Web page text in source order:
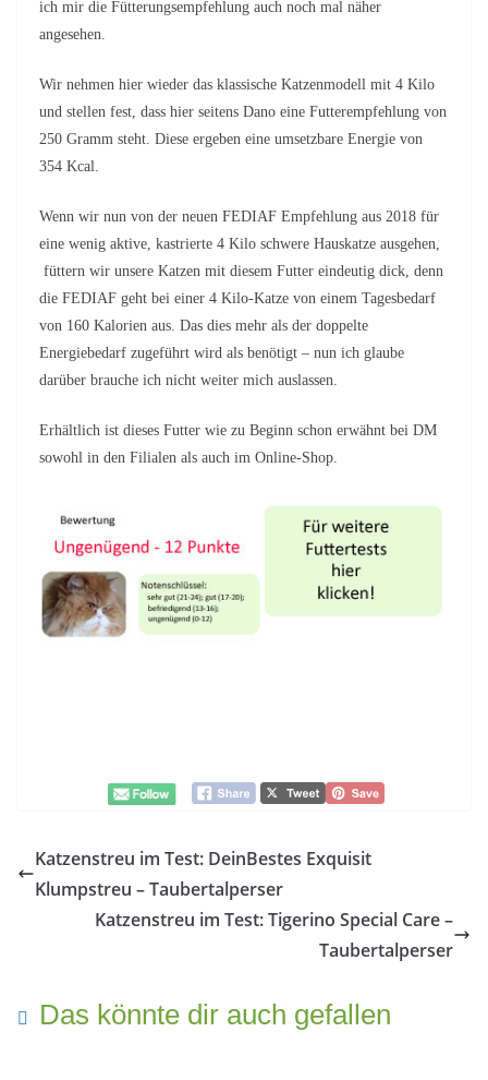
ich mir die Fütterungsempfehlung auch noch mal näher
angesehen.
Wir nehmen hier wieder das klassische Katzenmodell mit 4 Kilo
und stellen fest, dass hier seitens Dano eine Futterempfehlung von
250 Gramm steht. Diese ergeben eine umsetzbare Energie von
354 Kcal.
Wenn wir nun von der neuen FEDIAF Empfehlung aus 2018 für
eine wenig aktive, kastrierte 4 Kilo schwere Hauskatze ausgehen,
füttern wir unsere Katzen mit diesem Futter eindeutig dick, denn
die FEDIAF geht bei einer 4 Kilo-Katze von einem Tagesbedarf
von 160 Kalorien aus. Das dies mehr als der doppelte
Energiebedarf zugeführt wird als benötigt – nun ich glaube
darüber brauche ich nicht weiter mich auslassen.
Erhältlich ist dieses Futter wie zu Beginn schon erwähnt bei DM
sowohl in den Filialen als auch im Online-Shop.
Katzenstreu im Test: DeinBestes Exquisit
Klumpstreu – Taubertalperser
Katzenstreu im Test: Tigerino Special Care –
Taubertalperser
Das könnte dir auch gefallen